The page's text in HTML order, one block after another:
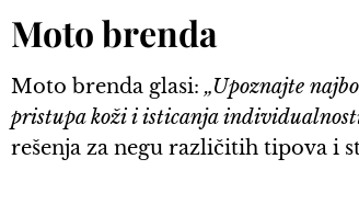
Moto brenda
Moto brenda glasi: „Upoznajte
pristupa koži i isticanja
rešenja za negu različitih tipova i